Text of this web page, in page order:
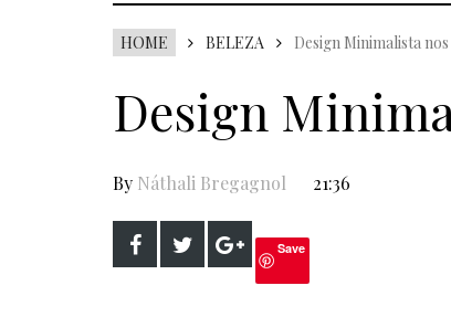
HOME BELEZA Design Minimalista
Design
By Náthali Bregagnol 21:36
Save